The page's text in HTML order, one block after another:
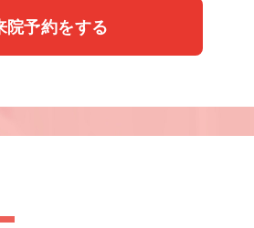
院予約をする